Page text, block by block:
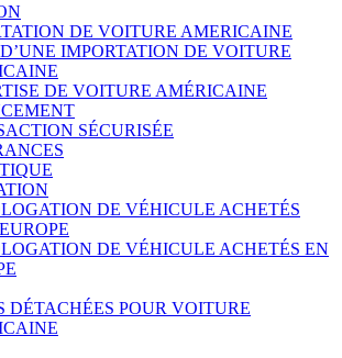
DE VOITURE AMERICAINE
IMPORTATION DE VOITURE
DE VOITURE AMÉRICAINE
SÉCURISÉE
DE VÉHICULE ACHETÉS
DE VÉHICULE ACHETÉS EN
DÉTACHÉES POUR VOITURE